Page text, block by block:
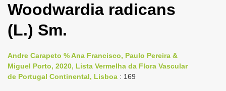
g
n
a
Woodwardia radicans
(L.) Sm.
Andre Carapeto % Ana Francisco, Paulo Pereira &
Miguel Porto, 2020, Lista Vermelha da Flora Vascular
de Portugal Continental, Lisboa : 169